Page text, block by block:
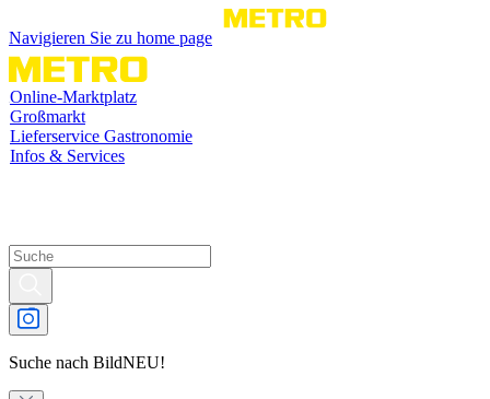
Navigieren Sie zu home page
Online-Marktplatz
Großmarkt
Lieferservice Gastronomie
Infos & Services
Suche nach BildNEU!